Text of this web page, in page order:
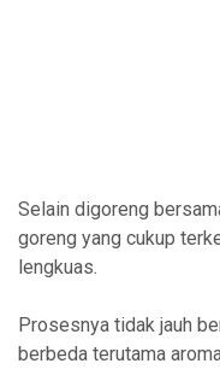
Selain digoreng
goreng yang cukup
lengkuas.
Prosesnya tidak jauh
berbeda terutama